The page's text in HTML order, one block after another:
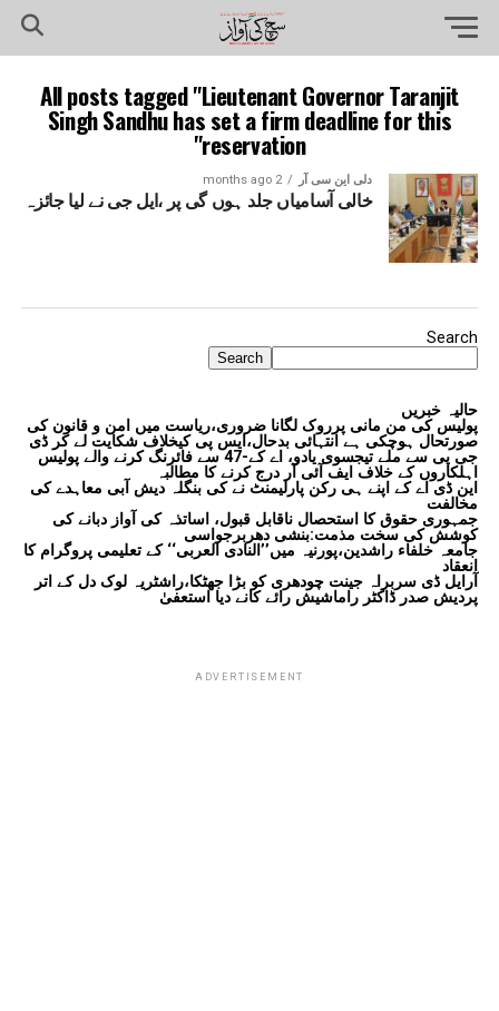
All posts tagged "Lieutenant Governor Taranjit
Singh Sandhu has set a firm deadline for this
reservation"
دلی این سی آر 2 months ago
خالی آسامیاں جلد ہوں گی پر ،ایل جی نے لیا جائزہ
Search
Search
حالیہ خبریں
پولیس کی من مانی پرروک لگانا ضروری،ریاست میں امن و قانون کی
صورتحال ہوچکی ہے انتہائی بدحال،ایس پی کیخلاف شکایت لے کر ڈی
جی پی سے ملے تیجسوی یادو، اے کے-47 سے فائرنگ کرنے والے پولیس
اہلکاروں کے خلاف ایف آئی آر درج کرنے کا مطالبہ
این ڈی اے کے اپنے ہی رکن پارلیمنٹ نے کی بنگلہ دیش آبی معاہدے کی
مخالفت
جمہوری حقوق کا استحصال ناقابل قبول، اساتذہ کی آواز دبانے کی
کوشش کی سخت مذمت:بنشی دھربرجواسی
جامعہ خلفاء راشدین،پورنیہ میں’’النادی العربی‘‘ کے تعلیمی پروگرام کا
انعقاد
آرایل ڈی سربراہ جینت چودھری کو بڑا جھٹکا،راشٹریہ لوک دل کے اتر
پردیش صدر ڈاکٹر راماشیش رائے کانے دیا استعفیٰ
ADVERTISEMENT